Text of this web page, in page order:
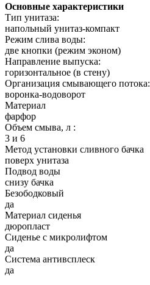
Основные характеристики
Тип унитаза:
напольный унитаз-компакт
Режим слива воды:
две кнопки (режим эконом)
Направление выпуска:
горизонтальное (в стену)
Организация смывающего потока:
воронка-водоворот
Материал
фарфор
Объем смыва, л :
3 и 6
Метод установки сливного бачка
поверх унитаза
Подвод воды
снизу бачка
Безободковый
да
Материал сиденья
дюропласт
Сиденье с микролифтом
да
Система антивсплеск
да